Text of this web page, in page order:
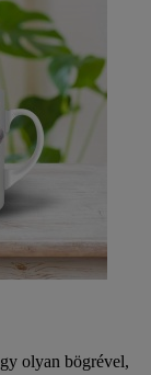
olyan bögrével,